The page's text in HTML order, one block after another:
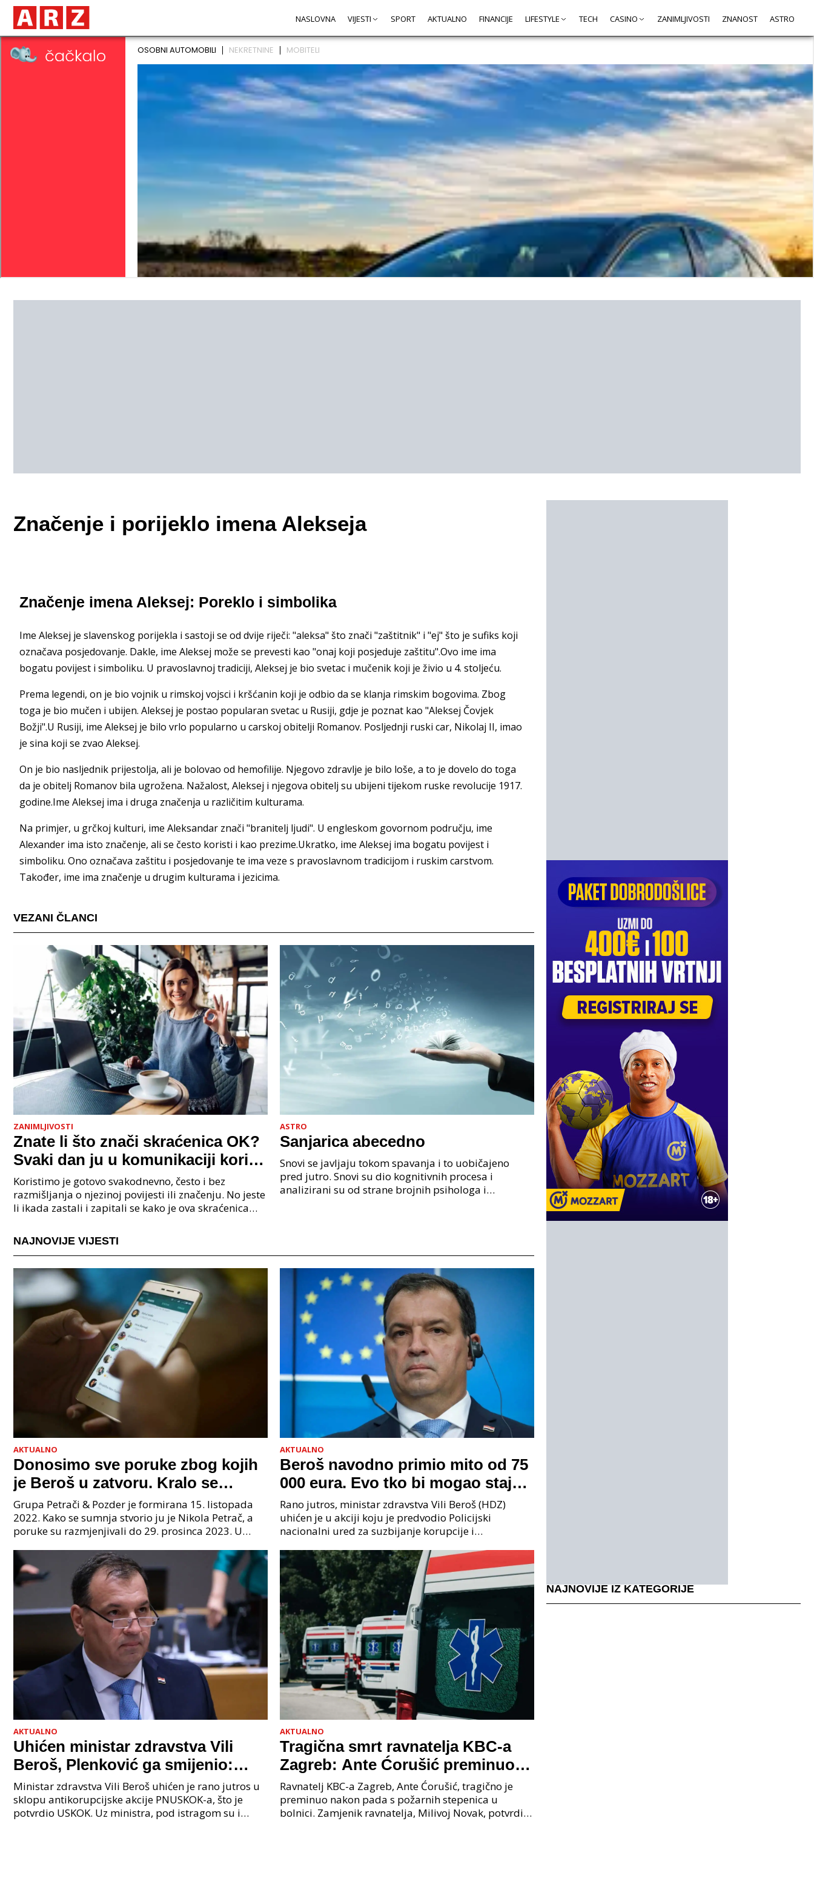
NASLOVNA VIJESTI SPORT AKTUALNO FINANCIJE LIFESTYLE TECH CASINO ZANIMLJIVOSTI ZNANOST ASTRO
Značenje i porijeklo imena Alekseja
Značenje imena Aleksej: Poreklo i simbolika
Ime Aleksej je slavenskog porijekla i sastoji se od dvije riječi: "aleksa" što znači "zaštitnik" i "ej" što je sufiks koji
označava posjedovanje. Dakle, ime Aleksej može se prevesti kao "onaj koji posjeduje zaštitu".Ovo ime ima
bogatu povijest i simboliku. U pravoslavnoj tradiciji, Aleksej je bio svetac i mučenik koji je živio u 4. stoljeću.
Prema legendi, on je bio vojnik u rimskoj vojsci i kršćanin koji je odbio da se klanja rimskim bogovima. Zbog
toga je bio mučen i ubijen. Aleksej je postao popularan svetac u Rusiji, gdje je poznat kao "Aleksej Čovjek
Božji".U Rusiji, ime Aleksej je bilo vrlo popularno u carskoj obitelji Romanov. Posljednji ruski car, Nikolaj II, imao
je sina koji se zvao Aleksej.
On je bio nasljednik prijestolja, ali je bolovao od hemofilije. Njegovo zdravlje je bilo loše, a to je dovelo do toga
da je obitelj Romanov bila ugrožena. Nažalost, Aleksej i njegova obitelj su ubijeni tijekom ruske revolucije 1917.
godine.Ime Aleksej ima i druga značenja u različitim kulturama.
Na primjer, u grčkoj kulturi, ime Aleksandar znači "branitelj ljudi". U engleskom govornom području, ime
Alexander ima isto značenje, ali se često koristi i kao prezime.Ukratko, ime Aleksej ima bogatu povijest i
simboliku. Ono označava zaštitu i posjedovanje te ima veze s pravoslavnom tradicijom i ruskim carstvom.
Također, ime ima značenje u drugim kulturama i jezicima.
VEZANI ČLANCI
ZANIMLJIVOSTI
Znate li što znači skraćenica OK?
Svaki dan ju u komunikaciji koristi
cijeli svijet.
Koristimo je gotovo svakodnevno, često i bez
razmišljanja o njezinoj povijesti ili značenju. No jeste
li ikada zastali i zapitali se kako je ova skraćenica
ASTRO
Sanjarica abecedno
Snovi se javljaju tokom spavanja i to uobičajeno
pred jutro. Snovi su dio kognitivnih procesa i
analizirani su od strane brojnih psihologa i
NAJNOVIJE VIJESTI
AKTUALNO
Donosimo sve poruke zbog kojih
je Beroš u zatvoru. Kralo se
godinama. Tko će iz vlade biti
sljedeći uhićen?
Grupa Petrači & Pozder je formirana 15. listopada
2022. Kako se sumnja stvorio ju je Nikola Petrač, a
poruke su razmjenjivali do 29. prosinca 2023. U
AKTUALNO
Beroš navodno primio mito od 75
000 eura. Evo tko bi mogao stajati
na čelu zločinačkog udruženja
Rano jutros, ministar zdravstva Vili Beroš (HDZ)
uhićen je u akciji koju je predvodio Policijski
nacionalni ured za suzbijanje korupcije i
priopćenju USKOK
AKTUALNO
Uhićen ministar zdravstva Vili
Beroš, Plenković ga smijenio:
Istraga USKOK-a zbog korupcije
Ministar zdravstva Vili Beroš uhićen je rano jutros u
sklopu antikorupcijske akcije PNUSKOK-a, što je
potvrdio USKOK. Uz ministra, pod istragom su i
AKTUALNO
Tragična smrt ravnatelja KBC-a
Zagreb: Ante Ćorušić preminuo
nakon pada u bolnici, policija na
mjestu događaja
Ravnatelj KBC-a Zagreb, Ante Ćorušić, tragično je
preminuo nakon pada s požarnih stepenica u
bolnici. Zamjenik ravnatelja, Milivoj Novak, potvrdio
NAJNOVIJE IZ KATEGORIJE